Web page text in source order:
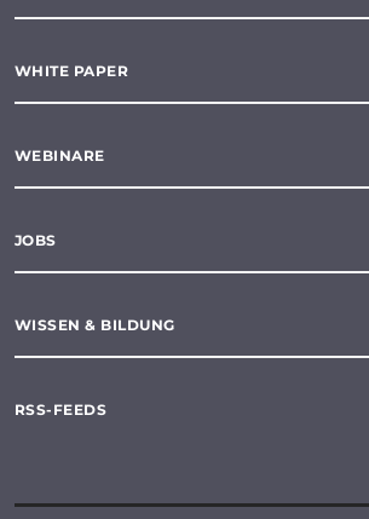
WHITE PAPER
WEBINARE
JOBS
WISSEN & BILDUNG
RSS-FEEDS